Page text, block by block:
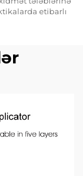
etibarlı